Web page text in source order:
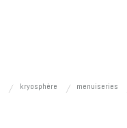
kryosphère menuiseries